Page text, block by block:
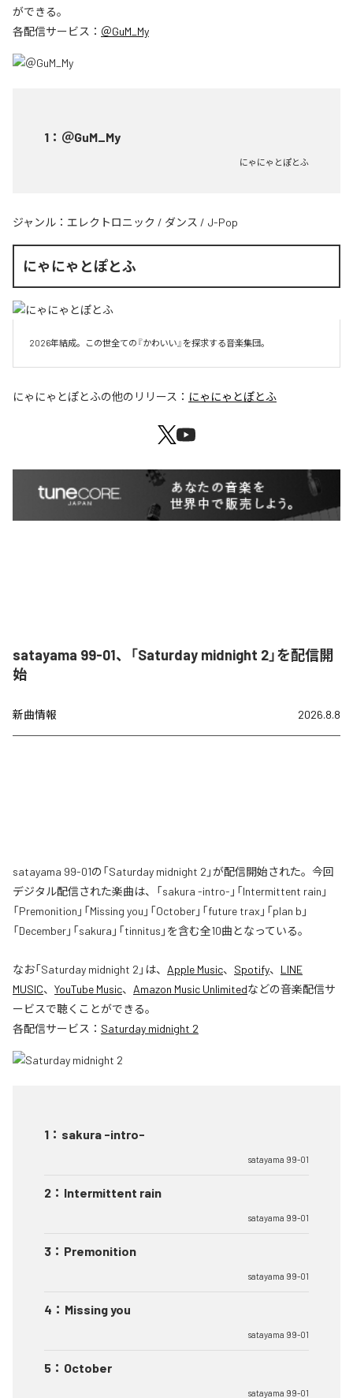
ができる。
各配信サービス： ＠GuM_My
1 ： ＠GuM_My
にゃにゃとぽとふ
ジャンル： エレクトロニック / ダンス / J-Pop
にゃにゃとぽとふ
2026年結成。この世全ての『かわいい』を探求する音楽集団。
にゃにゃとぽとふの他のリリース： にゃにゃとぽとふ
satayama 99-01、「Saturday midnight 2」を配信開
始
新曲情報 2026.8.8
satayama 99-01の「Saturday midnight 2」が配信開始された。今回
デジタル配信された楽曲は、「sakura -intro-」「Intermittent rain」
「Premonition」「Missing you」「October」「future trax」「plan b」
「December」「sakura」「tinnitus」を含む全10曲となっている。
なお「Saturday midnight 2 」は、 Apple Music、 Spotify、 LINE
MUSIC、 YouTube Music、 Amazon Music Unlimitedなどの音楽配信サ
ービスで聴くことができる。
各配信サービス： Saturday midnight 2
1 ： sakura -intro-
satayama 99-01
2 ： Intermittent rain
satayama 99-01
3 ： Premonition
satayama 99-01
4 ： Missing you
satayama 99-01
5 ： October
satayama 99-01